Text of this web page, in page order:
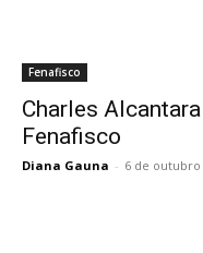
Fenafisco
Charles
Fenafisco
Diana Gauna - 6 de outubro